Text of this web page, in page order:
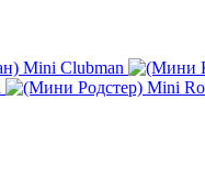
Mini Clubman
Mini